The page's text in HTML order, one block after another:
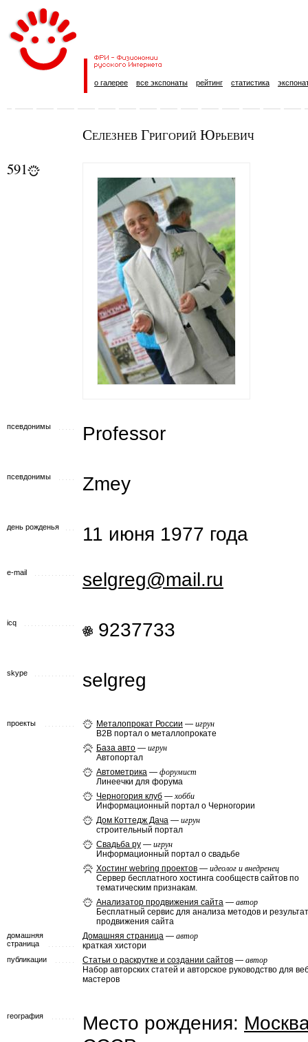
о галерее все экспонаты рейтинг статистика
Селезнев Григорий Юрьевич
591
псевдонимы Professor
псевдонимы Zmey
день рожденья 11 июня 1977 года
e-mail selgreg@mail.ru
icq 9237733
skype selgreg
проекты Металопрокат России — игрун
B2B портал о металлопрокате
База авто — игрун
Автопортал
Автометрика — форумист
Линеечки для форума
Черногория клуб — хобби
Информационный портал о Черногории
Дом Коттедж Дача — игрун
строительный портал
Свадьба ру — игрун
Информационный портал о свадьбе
Хостинг wеbring проектов — идеолог и внедренец
Сервер бесплатного хостинга сообществ сайтов по
тематическим признакам.
Анализатор продвижения сайта — автор
Бесплатный сервис для анализа методов и
продвижения сайта
домашняя
страница
Домашняя страница — автор
краткая хистори
публикации Статьи о раскрутке и создании сайтов — автор
Набор авторских статей и авторское руководство для
мастеров
география Место рождения: